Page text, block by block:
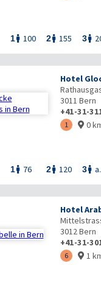
1 100 2 155 3
Hotel
3011 Bern
+41-31-
1  0
1 76 2 120 3
Hotel
3012Bern
+41-31-
6  1